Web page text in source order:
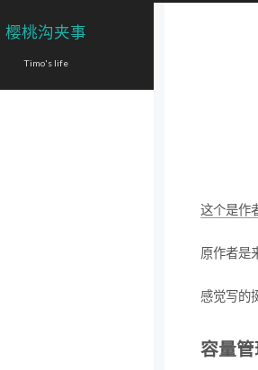
樱桃沟夹事
Timo's life
这个是作
原作者是
感觉写的
容量